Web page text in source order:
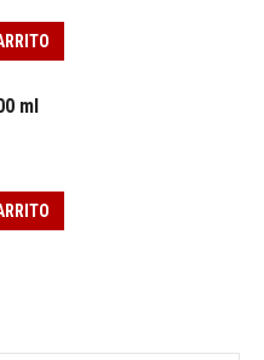
ml